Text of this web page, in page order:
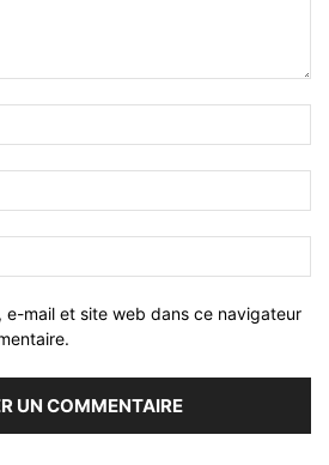
e-mail et site web dans ce navigateur